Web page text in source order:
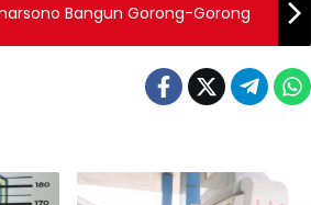
DPRD Sumarsono Bangun Gorong-Gorong